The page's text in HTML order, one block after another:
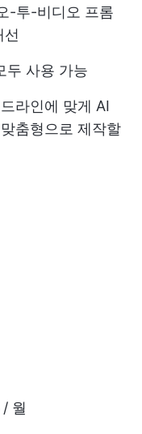
-투-비디오 프롬
선
두 사용 가능
라인에 맞게 AI
춤형으로 제작할
월